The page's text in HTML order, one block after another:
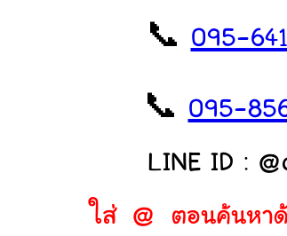
📞 095-
📞 095-
LINE ID :
ใส่ @ ตอนค้นหา